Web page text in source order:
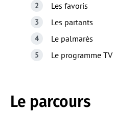
Les favoris
Les partants
Le palmarès
Le programme TV
Le parcours